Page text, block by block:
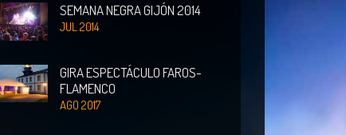
SEMANA NEGRA GIJÓN 2014
JUL 2014
GIRA ESPECTÁCULO FAROS-
FLAMENCO
AGO 2017